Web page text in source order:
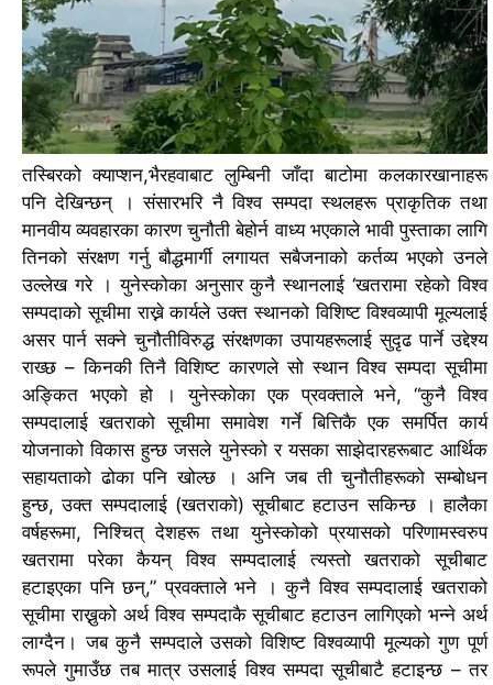
तस्बिरको क्याप्शन,भैरहवाबाट लुम्बिनी जाँदा बाटोमा कलकारखानाहरू
पनि देखिन्छन् ।संसारभरि नै विश्व सम्पदा स्थलहरू प्राकृतिक तथा
मानवीय व्यवहारका कारण चुनौती बेहोर्न वाध्य भएकाले भावी पुस्ताका लागि
तिनको संरक्षण गर्नु बौद्धमार्गी लगायत सबैजनाको कर्तव्य भएको उनले
उल्लेख गरे ।युनेस्कोका अनुसार कुनै स्थानलाई ‘खतरामा रहेको विश्व
सम्पदाको सूचीमा राख्ने कार्यले उक्त स्थानको विशिष्ट विश्वव्यापी मूल्यलाई
असर पार्न सक्ने चुनौतीविरुद्ध संरक्षणका उपायहरूलाई सुदृढ पार्ने उद्देश्य
राख्छ – किनकी तिनै विशिष्ट कारणले सो स्थान विश्व सम्पदा सूचीमा
अङ्कित भएको हो ।युनेस्कोका एक प्रवक्ताले भने, “कुनै विश्व
सम्पदालाई खतराको सूचीमा समावेश गर्ने बित्तिकै एक समर्पित कार्य
योजनाको विकास हुन्छ जसले युनेस्को र यसका साझेदारहरूबाट आर्थिक
सहायताको ढोका पनि खोल्छ ।अनि जब ती चुनौतीहरूको सम्बोधन
हुन्छ, उक्त सम्पदालाई (खतराको) सूचीबाट हटाउन सकिन्छ । हालैका
वर्षहरूमा, निश्चित् देशहरू तथा युनेस्कोको प्रयासको परिणामस्वरुप
खतरामा परेका कैयन् विश्व सम्पदालाई त्यस्तो खतराको सूचीबाट
हटाइएका पनि छन्,” प्रवक्ताले भने ।कुनै विश्व सम्पदालाई खतराको
सूचीमा राख्नुको अर्थ विश्व सम्पदाकै सूचीबाट हटाउन लागिएको भन्ने अर्थ
लाग्दैन। जब कुनै सम्पदाले उसको विशिष्ट विश्वव्यापी मूल्यको गुण पूर्ण
रूपले गुमाउँछ तब मात्र उसलाई विश्व सम्पदा सूचीबाटै हटाइन्छ – तर